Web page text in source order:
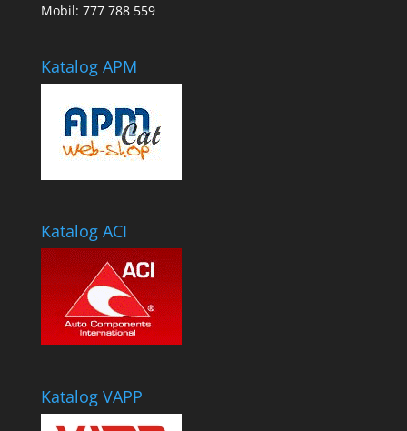
Mobil: 777 788 559
Katalog APM
Katalog ACI
Katalog VAPP